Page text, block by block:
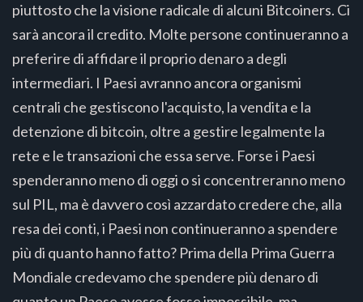
piuttosto che la visione radicale di alcuni Bitcoiners. Ci
sarà ancora il credito. Molte persone continueranno a
preferire di affidare il proprio denaro a degli
intermediari. I Paesi avranno ancora organismi
centrali che gestiscono l'acquisto, la vendita e la
detenzione di bitcoin, oltre a gestire legalmente la
rete e le transazioni che essa serve. Forse i Paesi
spenderanno meno di oggi o si concentreranno meno
sul PIL, ma è davvero così azzardato credere che, alla
resa dei conti, i Paesi non continueranno a spendere
più di quanto hanno fatto? Prima della Prima Guerra
Mondiale credevamo che spendere più denaro di